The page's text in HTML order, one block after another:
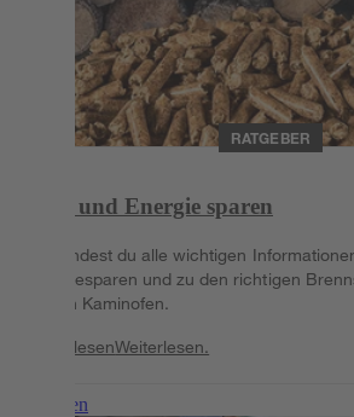
RATGEBER
Geld und Energie sparen
Hier findest du alle wichtigen
Energiesparen und zu den richtigen
deinen Kaminofen.
WeiterlesenWeiterlesen.
Weiterlesen